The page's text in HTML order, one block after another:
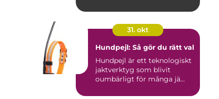
31. okt
Hundpejl: Så gör du rätt val
Hundpejl är ett teknologiskt
jaktverktyg som blivit
oumbärligt för många jä...